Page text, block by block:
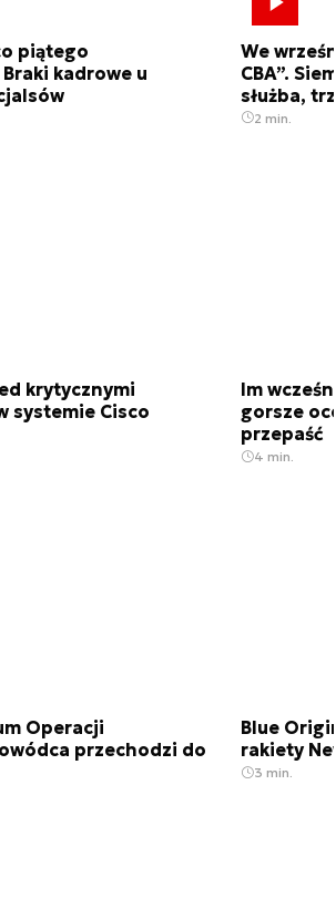
piątego
kadrowe u
We
CBA”.
służba,
2 min.
krytycznymi
systemie Cisco
Im
gorsze
przepaść
4 min.
Operacji
przechodzi do
Blue
rakiety
3 min.